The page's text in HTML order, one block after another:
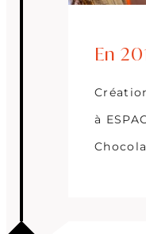
En
à